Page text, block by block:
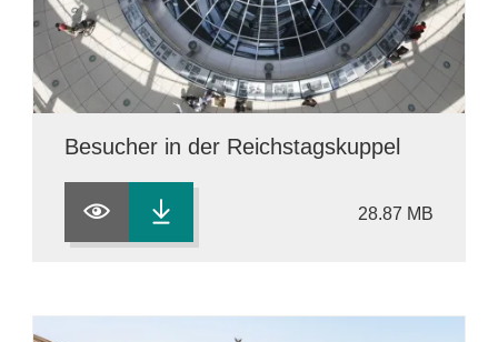
Besucher in der Reichstagskuppel
28.87 MB